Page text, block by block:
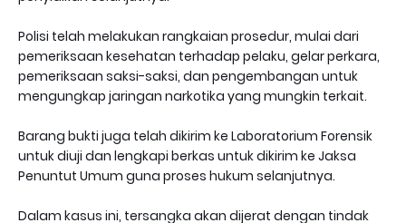
Polisi telah melakukan rangkaian prosedur, mulai dari
pemeriksaan kesehatan terhadap pelaku, gelar perkara,
pemeriksaan saksi-saksi, dan pengembangan untuk
mengungkap jaringan narkotika yang mungkin terkait.
Barang bukti juga telah dikirim ke Laboratorium Forensik
untuk diuji dan lengkapi berkas untuk dikirim ke Jaksa
Penuntut Umum guna proses hukum selanjutnya.
Dalam kasus ini, tersangka akan dijerat dengan tindak